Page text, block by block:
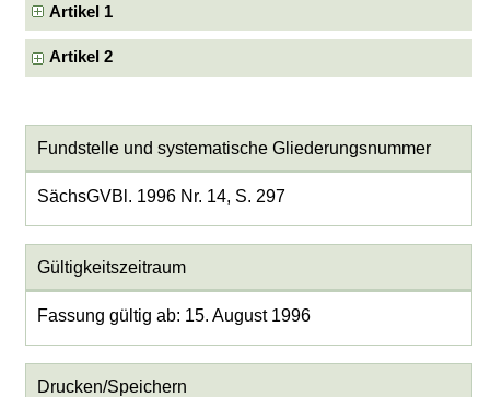
Artikel 1
Artikel 2
Fundstelle und systematische Gliederungsnummer
SächsGVBl. 1996 Nr. 14, S. 297
Gültigkeitszeitraum
Fassung gültig ab: 15. August 1996
Drucken/Speichern